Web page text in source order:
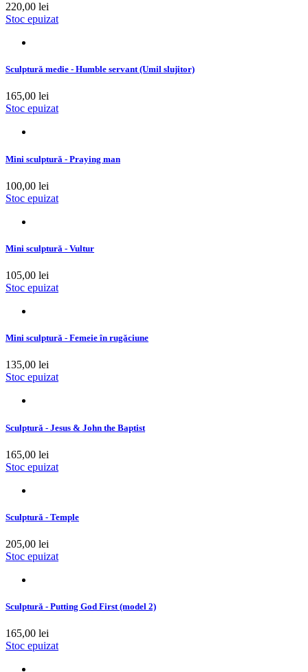
220,00 lei
Stoc epuizat
Sculptură medie - Humble servant (Umil slujitor)
165,00 lei
Stoc epuizat
Mini sculptură - Praying man
100,00 lei
Stoc epuizat
Mini sculptură - Vultur
105,00 lei
Stoc epuizat
Mini sculptură - Femeie în rugăciune
135,00 lei
Stoc epuizat
Sculptură - Jesus & John the Baptist
165,00 lei
Stoc epuizat
Sculptură - Temple
205,00 lei
Stoc epuizat
Sculptură - Putting God First (model 2)
165,00 lei
Stoc epuizat